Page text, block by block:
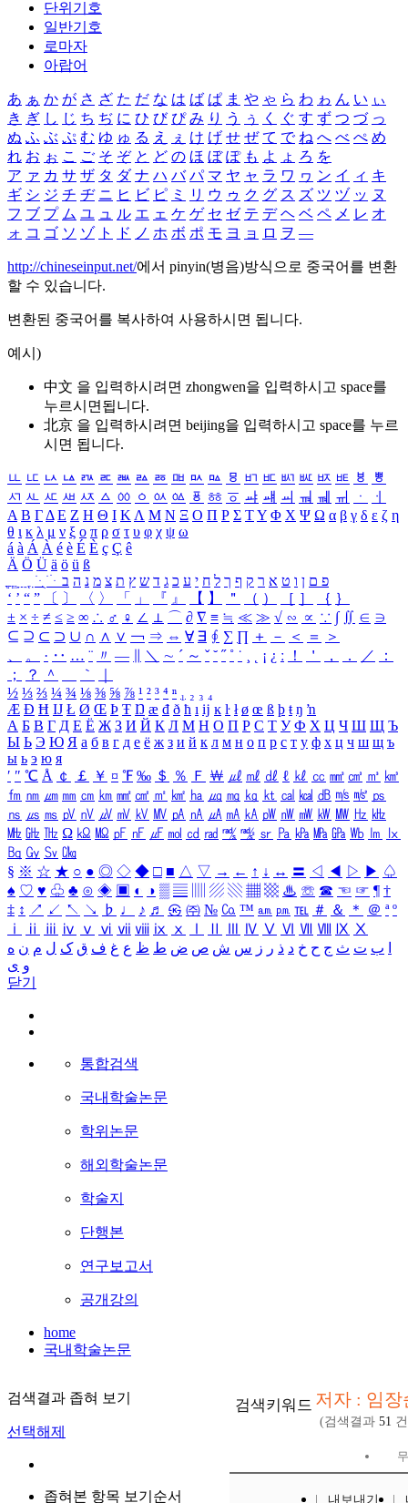
단위기호
일반기호
로마자
아랍어
あ ぁ か が さ ざ た だ な は ば ぱ ま や ゃ ら わ ゎ ん い ぃ
き ぎ し じ ち ぢ に ひ び ぴ み り う ぅ く ぐ す ず つ づ っ
ぬ ふ ぶ ぷ む ゆ ゅ る え ぇ け げ せ ぜ て で ね へ べ ぺ め
れ お ぉ こ ご そ ぞ と ど の ほ ぼ ぽ も よ ょ ろ を
ア ァ カ サ ザ タ ダ ナ ハ バ パ マ ヤ ャ ラ ワ ヮ ン イ ィ キ
ギ シ ジ チ ヂ ニ ヒ ビ ピ ミ リ ウ ゥ ク グ ス ズ ツ ヅ ッ ヌ
フ ブ プ ム ユ ュ ル エ ェ ケ ゲ セ ゼ テ デ ヘ ベ ペ メ レ オ
ォ コ ゴ ソ ゾ ト ド ノ ホ ボ ポ モ ヨ ョ ロ ヲ ―
http://chineseinput.net/에서 pinyin(병음)방식으로 중국어를 변환
할 수 있습니다.
변환된 중국어를 복사하여 사용하시면 됩니다.
예시)
中文 을 입력하시려면 zhongwen을 입력하시고 space를
누르시면됩니다.
北京 을 입력하시려면 beijing을 입력하시고 space를 누르
시면 됩니다.
ㅥ ㅦ ㅧ ㅨ ㅩ ㅪ ㅫ ㅬ ㅭ ㅮ ㅯ ㅰ ㅱ ㅲ ㅳ ㅴ ㅵ ㅶ ㅷ ㅸ
ㅹ
ㅺ ㅻ ㅼ ㅽ ㅾ ㅿ ㆀ ㆁ ㆂ ㆃ ㆄ ㆅ ㆆ ㆇ ㆈ ㆉ ㆊ ㆋ ㆌ ㆍ
ㆎ
Α Β ΓΔ Ε Ζ Η Θ Ι ΚΛ Μ Ν Ξ Ο Π Ρ Σ ΤΥ Φ Χ Ψ Ω α β γ δ ε ζ η
θ ι κ λ μ ν ξ ο π ρ σ τ υ φ χ ψ ω
á à Á À é è É È ç Ç ê
Ä Ö Ü ä ö ü ß
ִֶֹ ֻּ ׁׂ פ ם ן ו ט א ר ק ף ך ל ח י ע כ ג ד ש ץ ת צ מ נ ה ב
‘ ’ “ ” 〔 〕 〈 〉 「 」 『 』 【 】 ＂ （ ） ［ ］ ｛ ｝
± × ÷ ≠ ≤ ≥ ∞ ∴ ♂ ♀ ∠ ⊥ ⌒ ∂ ∇ ≡ ≒ ≪ ≫ √ ∽ ∝ ∵ ∫ ∬ ∈ ∋
⊆ ⊇ ⊂ ⊃ ∪ ∩ ∧ ∨ ￢ ⇒ ⇔ ∀ ∃ ∮ ∑ ∏ ＋ － ＜ ＝
＞
、
。 · ‥ … ¨ 〃 ― ＼ ∼ ´ ～ ˇ ˘ ˝ ˚ ˙ ¸ ¡ ¿ ː ！ ＇ ， ． ／
：
；
？ ＾ ｀
½ ⅓ ⅔ ¼ ¾ ⅛ ⅜ ⅝ ⅞ ¹ ² ³ ⁴ ⁿ ₁ ₂ ₃ ₄
Æ Ð Ħ Ĳ Ł Ø Œ Þ Ŧ Ŋ æ đ ð ħ ı ĳ ĸ ŀ ł ø œ ß þ ŧ ŋ ŉ
А Б В Г Д Е Ё Ж З И Й К Л М Н О П Р С Т У Ф Х Ц Ч Ш Щ Ъ
Ы Ь Э Ю Я а б в г д е ё ж з и й к л м н о п р с т у ф х ц ч ш щ ъ
ы ь э ю я
′ ″ ℃ Å ￠ ￡ ￥ ¤ ℉ ‰ ＄ ％ Ｆ ￦ ㎕ ㎖ ㎗ ℓ ㎘ ㏄ ㎣ ㎤ ㎥ ㎦
㎙ ㎚ ㎛ ㎜ ㎝ ㎞ ㎟ ㎠ ㎡ ㎢ ㏊ ㎍ ㎎ ㎏ ㏏ ㎈ ㎉ ㏈ ㎧ ㎨ ㎰
㎱ ㎲ ㎳ ㎴ ㎵ ㎶ ㎷ ㎸ ㎹ ㎀ ㎁ ㎂ ㎃ ㎄ ㎺ ㎻ ㎽ ㎾ ㎿ ㎐ ㎑
㎒ ㎓ ㎔ Ω ㏀ ㏁ ㎊ ㎋ ㎌ ㏖ ㏅ ㎭ ㎮ ㎯ ㏛ ㎩ ㎪ ㎫ ㎬ ㏝ ㏐
㏓
㏃ ㏉ ㏜ ㏆
§ ※ ☆ ★ ○ ● ◎ ◇ ◆ □ ■ △ ▽ → ← ↑ ↓ ↔ 〓 ◁ ◀ ▷ ▶ ♤
♠ ♡ ♥ ♧ ♣ ⊙ ◈ ▣ ◐ ◑ ▒ ▤ ▨ ▧ ▦ ▩ ♨ ☏ ☎ ☜ ☞ ¶ †
‡ ↕ ↗ ↙ ↖ ↘ ♭ ♩ ♪ ♬ ㉿ ㈜ № ㏇ ™ ㏂ ㏘ ℡ ＃ ＆ ＊ ＠ ª º
ⅰ
ⅱ ⅲ ⅳ ⅴ ⅵ ⅶ ⅷ ⅸ ⅹ Ⅳ Ⅴ Ⅵ Ⅶ Ⅷ Ⅸ Ⅹ
ب ت ث ج ح خ د ذ ر ز س ش ص ض ط ظ ع غ ف ق ک ل م ن ه
و ی
닫기
통합검색
국내학술논문
학위논문
해외학술논문
학술지
단행본
연구보고서
공개강의
home
국내학술논문
검색결과 좁혀 보기
선택해제
좁혀본 항목 보기순서
검색키워드 저자 : 임장
(검색결과 51
내보내기